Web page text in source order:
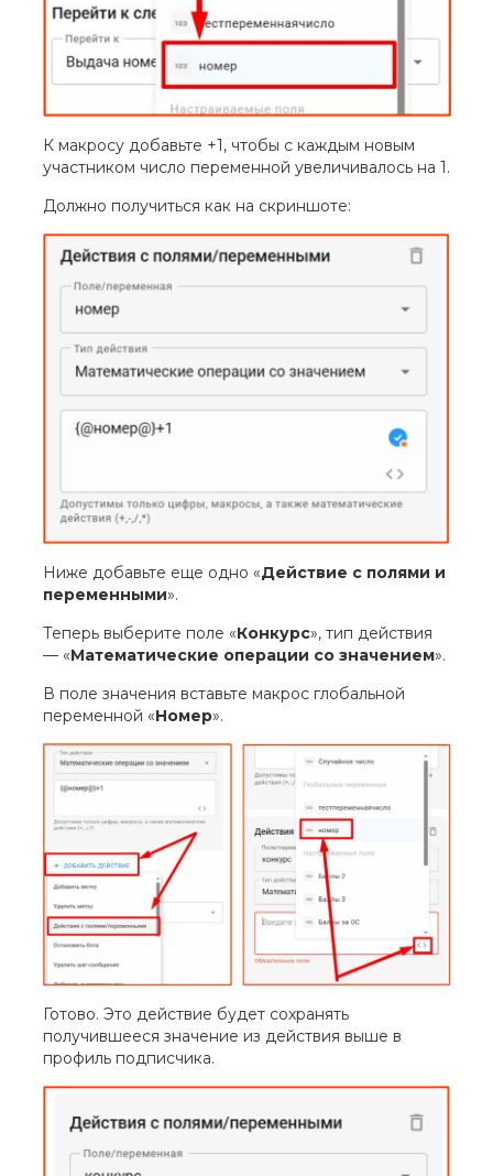
К макросу добавьте +1, чтобы с каждым новым
участником число переменной увеличивалось на 1.
Должно получиться как на скриншоте:
Ниже добавьте еще одно «Действие с полями и
переменными».
Теперь выберите поле «Конкурс», тип действия
— «Математические операции со значением».
В поле значения вставьте макрос глобальной
переменной «Номер».
Готово. Это действие будет сохранять
получившееся значение из действия выше в
профиль подписчика.